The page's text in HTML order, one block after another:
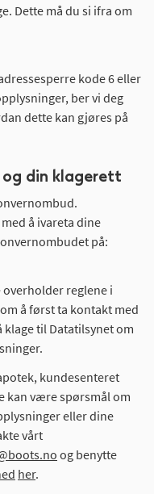
Dette må du si ifra om
kode 6 eller
ber vi deg
dette kan gjøres på
din klagerett
å ivareta dine
på:
reglene i
å først ta kontakt med
til Datatilsynet om
kundesenteret
kan være spørsmål om
eller dine
vårt
og benytte
her.